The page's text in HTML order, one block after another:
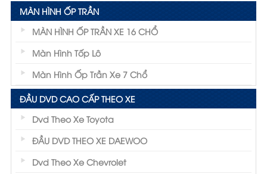
MÀN HÌNH ỐP TRẦN
MÀN HÌNH ỐP TRẦN XE 16 CHỔ
Màn Hình Tốp Lô
Màn Hình Ốp Trần Xe 7 Chổ
ĐẦU DVD CAO CẤP THEO XE
Dvd Theo Xe Toyota
ĐẦU DVD THEO XE DAEWOO
Dvd Theo Xe Chevrolet